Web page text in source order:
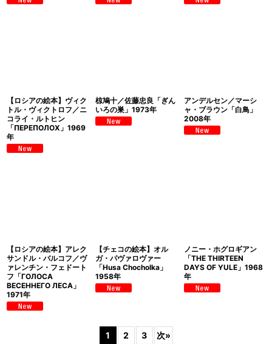
【ロシアの絵本】ヴィク
トル・ヴィクトロフ／ニ
コライ・ルトヒン
「ПЕРЕПОЛОХ」1969
年
椋鳩十／佐藤忠良「ぎん
いろの巣」1973年
アンデルセン／マーシ
ャ・ブラウン「白鳥」
2008年
【ロシアの絵本】アレク
サンドル・バルコフ／ヴ
ァレンチン・フェドート
フ「ГОЛОСА
ВЕСЕННЕГО ЛЕСА」
1971年
【チェコの絵本】オル
ガ・パヴァロヴァー
「Husa Chocholka」
1958年
ノニー・ホグロギアン
「THE THIRTEEN
DAYS OF YULE」1968
年
1 2 3 次»